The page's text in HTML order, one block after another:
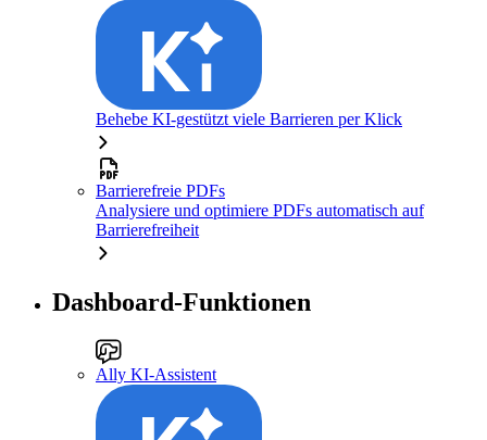
Behebe KI-gestützt viele Barrieren per Klick
Barrierefreie PDFs
Analysiere und optimiere PDFs automatisch auf
Barrierefreiheit
Dashboard-Funktionen
Ally KI-Assistent